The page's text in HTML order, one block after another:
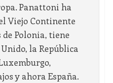
Panattoni ha
Viejo Continente
de Polonia, tiene
la República
y ahora España.